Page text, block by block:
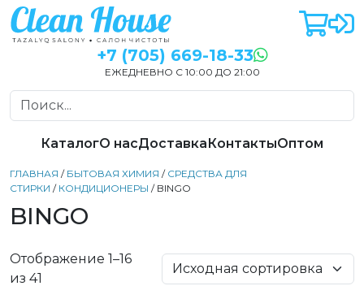
+7 (705) 669-18-33
ЕЖЕДНЕВНО С 10:00 ДО 21:00
КаталогО насДоставкаКонтактыОптом
ГЛАВНАЯ / БЫТОВАЯ ХИМИЯ / СРЕДСТВА ДЛЯ
СТИРКИ / КОНДИЦИОНЕРЫ / BINGO
BINGO
Отображение 1–16
из 41